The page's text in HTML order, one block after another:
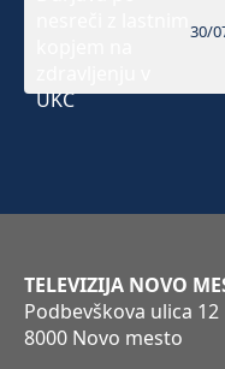
30/
TELEVIZIJA NOVO
Podbevškova ulica 12
8000 Novo mesto